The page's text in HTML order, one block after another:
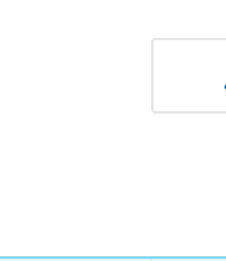
東京都中央
東京都台東